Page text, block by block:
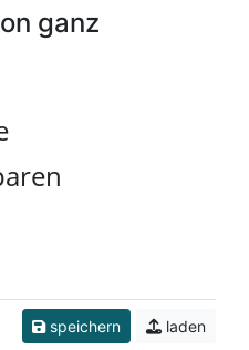
ganz
speichern laden